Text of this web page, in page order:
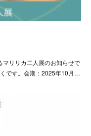
リリカ二人展のお知らせで
です。会期：2025年10月…